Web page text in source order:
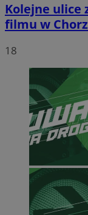
Kolejne ulice
filmu w
18